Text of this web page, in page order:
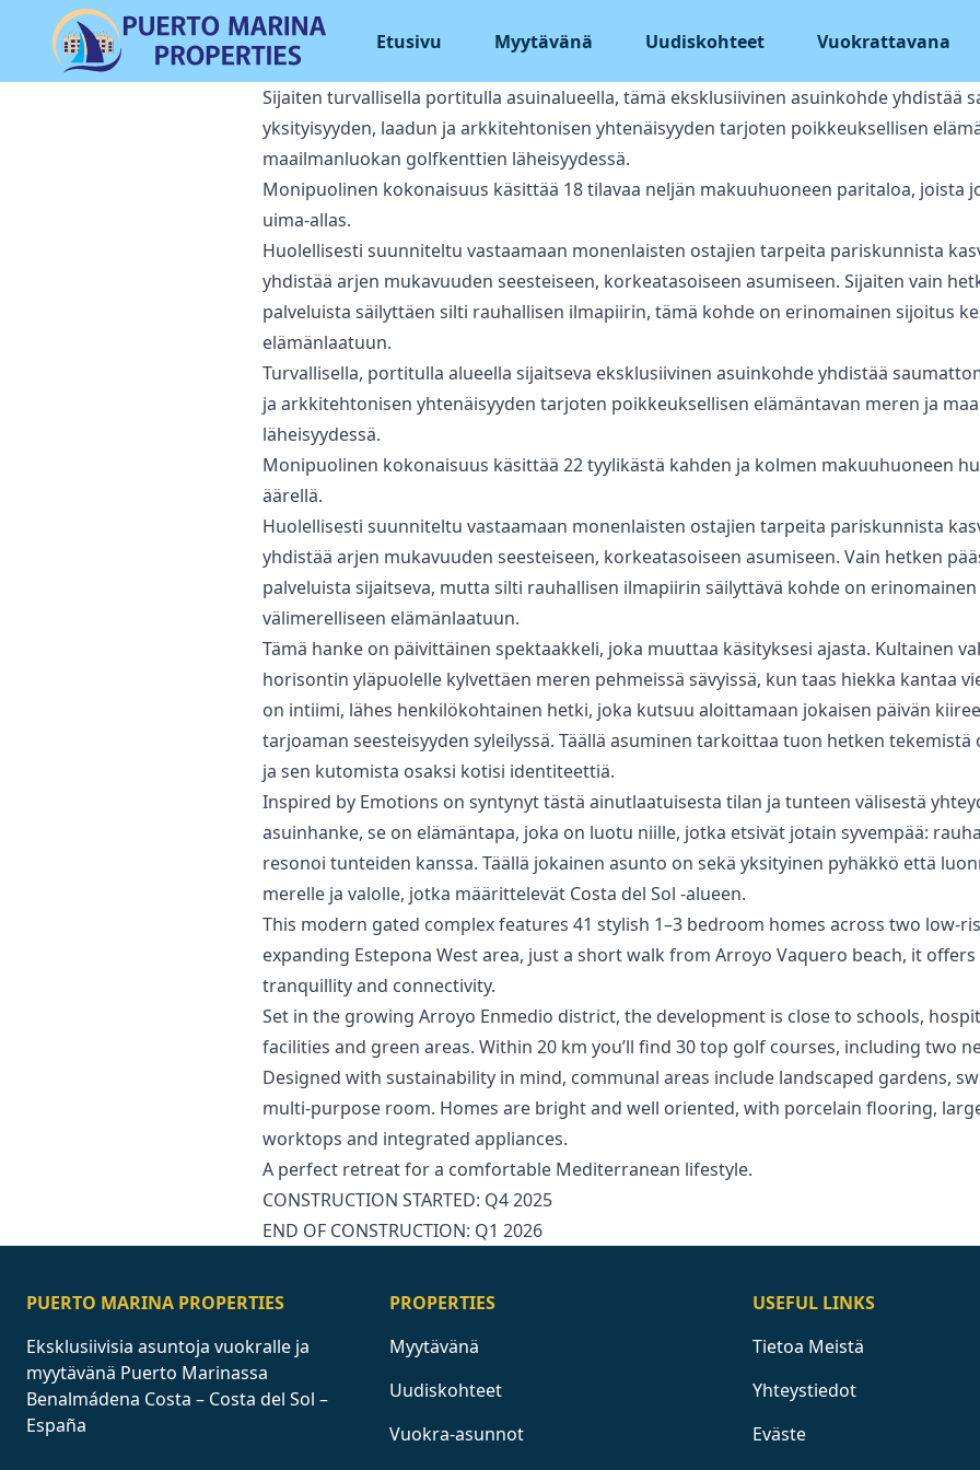
Etusivu Myytävänä Uudiskohteet Vuokrattavana
Sijaiten turvallisella portitulla asuinalueella, tämä eksklusiivinen asuinkohde yhdistää
yksityisyyden, laadun ja arkkitehtonisen yhtenäisyyden tarjoten poikkeuksellisen
maailmanluokan golfkenttien läheisyydessä.
Monipuolinen kokonaisuus käsittää 18 tilavaa neljän makuuhuoneen paritaloa, joista
uima-allas.
Huolellisesti suunniteltu vastaamaan monenlaisten ostajien ‌tarpeita ‌pariskunnista
yhdistää arjen mukavuuden seesteiseen, ‌korkeatasoiseen ‌asumiseen. ‌Sijaiten vain
‌palveluista ‌säilyttäen silti ‌rauhallisen ilmapiirin, tämä ‌kohde ‌on ‌erinomainen ‌sijoitus
‌elämänlaatuun.
Turvallisella, portitulla alueella sijaitseva eksklusiivinen asuinkohde yhdistää
ja arkkitehtonisen yhtenäisyyden tarjoten poikkeuksellisen elämäntavan meren ja
läheisyydessä.
Monipuolinen kokonaisuus käsittää 22 tyylikästä kahden ja kolmen makuuhuoneen
äärellä.
Huolellisesti suunniteltu vastaamaan monenlaisten ostajien ‌tarpeita ‌pariskunnista
yhdistää arjen mukavuuden seesteiseen, ‌korkeatasoiseen ‌asumiseen. ‌Vain hetken
‌palveluista ‌sijaitseva, ‌mutta silti ‌rauhallisen ilmapiirin säilyttävä ‌kohde ‌on
‌välimerelliseen ‌elämänlaatuun.
Tämä hanke on päivittäinen spektaakkeli, joka muuttaa käsityksesi ajasta. Kultainen
horisontin yläpuolelle kylvettäen meren pehmeissä sävyissä, kun taas hiekka kantaa
on intiimi, lähes henkilökohtainen hetki, joka kutsuu aloittamaan jokaisen päivän
tarjoaman seesteisyyden syleilyssä. Täällä asuminen tarkoittaa tuon hetken tekemistä
ja sen kutomista osaksi kotisi identiteettiä.
Inspired by Emotions on syntynyt tästä ainutlaatuisesta tilan ja tunteen välisestä
asuinhanke, se on elämäntapa, joka on luotu niille, jotka etsivät jotain ‌syvempää:
resonoi tunteiden kanssa. ‌Täällä ‌jokainen ‌asunto on sekä ‌yksityinen ‌pyhäkkö ‌että
merelle ja ‌valolle, ‌jotka ‌määrittelevät ‌Costa ‌del ‌Sol ‌-alueen.
This modern gated complex features 41 stylish 1–3 bedroom homes across two low-
expanding Estepona West area, just a short walk from Arroyo Vaquero beach, it
tranquillity and connectivity.
Set in the growing Arroyo Enmedio district, the development is close to schools,
facilities and green areas. Within 20 km you’ll find 30 top golf courses, including two
Designed with sustainability in mind, communal areas include landscaped gardens,
multi-purpose room. Homes ‌are ‌bright ‌and ‌well ‌oriented, with porcelain flooring,
‌worktops and integrated ‌appliances.
A ‌perfect ‌retreat ‌for a ‌comfortable Mediterranean lifestyle.
CONSTRUCTION ‌STARTED: ‌Q4 ‌2025
END ‌OF ‌CONSTRUCTION: ‌Q1 ‌2026
PUERTO MARINA PROPERTIES
Eksklusiivisia asuntoja vuokralle ja
myytävänä Puerto Marinassa
Benalmádena Costa – Costa del Sol –
España
PROPERTIES
Myytävänä
Uudiskohteet
Vuokra-asunnot
USEFUL LINKS
Tietoa Meistä
Yhteystiedot
Eväste